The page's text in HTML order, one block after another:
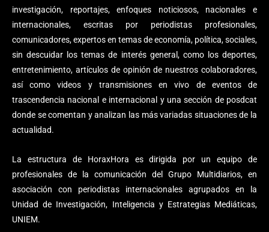
investigación, reportajes, enfoques noticiosos, nacionales e
internacionales, escritas por periodistas profesionales,
comunicadores, expertos en temas de economía, política, sociales,
sin descuidar los temas de interés general, como los deportes,
entretenimiento, artículos de opinión de nuestros colaboradores,
así como videos y transmisiones en vivo de eventos de
trascendencia nacional e internacional y una sección de posdcat
donde se comentan y analizan las más variadas situaciones de la
actualidad.
La estructura de HoraxHora es dirigida por un equipo de
profesionales de la comunicación del Grupo Multidiarios, en
asociación con periodistas internacionales agrupados en la
Unidad de Investigación, Inteligencia y Estrategias Mediáticas,
UNIEM.